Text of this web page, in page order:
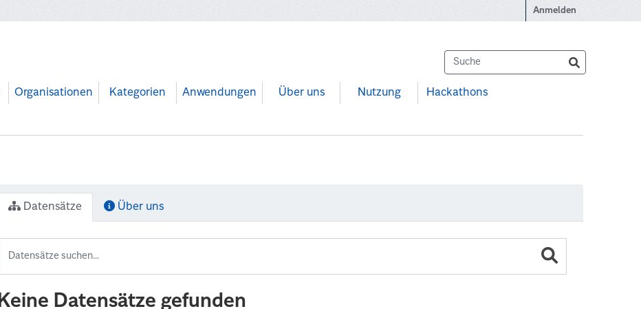
Anmelden
Organisationen Kategorien Anwendungen Über uns Nutzung Hackathons
Datensätze Über uns
Keine Datensätze gefunden